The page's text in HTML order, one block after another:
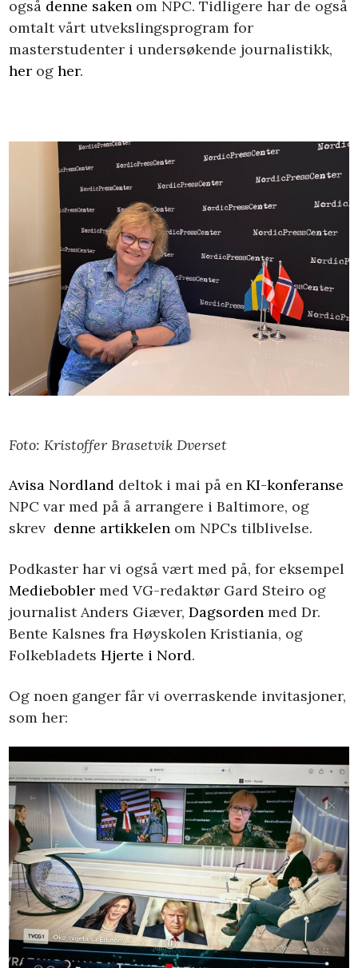
også denne saken om NPC. Tidligere har de også
omtalt vårt utvekslingsprogram for
masterstudenter i undersøkende journalistikk,
her ogher.
Foto: Kristoffer Brasetvik Dverset
Avisa Nordland deltok i mai på enKI-konferanse
NPC var med på å arrangere i Baltimore, og
skrev denne artikkelen om NPCs tilblivelse.
Podkaster har vi også vært med på, for eksempel
Mediebobler med VG-redaktør Gard Steiro og
journalist Anders Giæver,Dagsorden med Dr.
Bente Kalsnes fra Høyskolen Kristiania, og
FolkebladetsHjerte i Nord.
Og noen ganger får vi overraskende invitasjoner,
som her: